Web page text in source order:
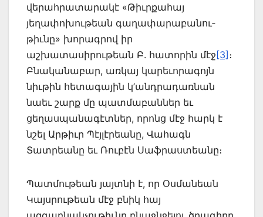
վերա­հրատարակէ «Թիւրքահայ
յեղափոխութեան գա­ղափարաբանու­
թիւնը» խորագրով իր
աշխատասիրութեան Բ. հատորին մէջ[3]։
Բնա­կանաբար, առկայ կարեւորագոյն
նիւթին հետագային կ’անդրադառնան
նաեւ շարք մը պատմաբաններ եւ
ցեղասպանագէտներ, որոնց մէջ հարկ է
նշել Արթիւր Պէյլէրեանը, Վահագն
Տատրեանը եւ Ռուբէն Սաֆրաստ­եանը։
Պատմութեան յայտնի է, որ Օսմանեան
Կայսրութեան մէջ բնիկ հայ